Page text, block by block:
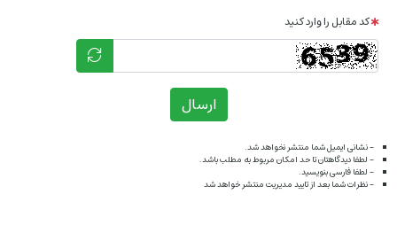
کد مقابل را وارد کنید
ارسال
- نشانی ایمیل شما منتشر نخواهد شد.
- لطفا دیدگاهتان تا حد امکان مربوط به مطلب باشد.
- لطفا فارسی بنویسید.
- نظرات شما بعد از تایید مدیریت منتشر خواهد شد